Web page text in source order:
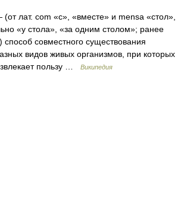
лат. com «с», «вместе» и mensa «стол»,
«у стола», «за одним столом»; ранее
способ совместного существования
видов живых организмов, при которых
пользу …
Википедия